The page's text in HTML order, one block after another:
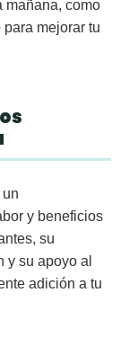
mañana, como
mejorar tu
y beneficios
su
y su apoyo al
adición a tu